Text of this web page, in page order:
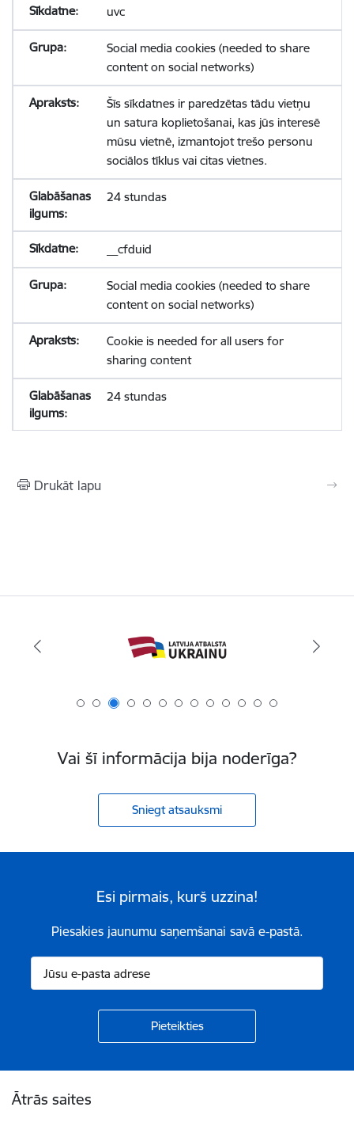
uvc
Social media cookies (needed to share
content on social networks)
Šīs sīkdatnes ir paredzētas tādu vietņu
un satura koplietošanai, kas jūs interesē
mūsu vietnē, izmantojot trešo personu
sociālos tīklus vai citas vietnes.
24 stundas
__cfduid
Social media cookies (needed to share
content on social networks)
Cookie is needed for all users for
sharing content
24 stundas
Drukāt lapu
Vai šī informācija bija noderīga?
Sniegt atsauksmi
Esi pirmais, kurš uzzina!
Piesakies jaunumu saņemšanai savā e-pastā.
Ātrās saites